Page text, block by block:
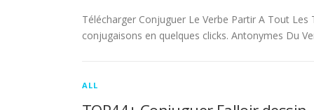
Télécharger Conjuguer Le Verbe Partir A Tout
conjugaisons en quelques clicks. Antonymes Du
ALL